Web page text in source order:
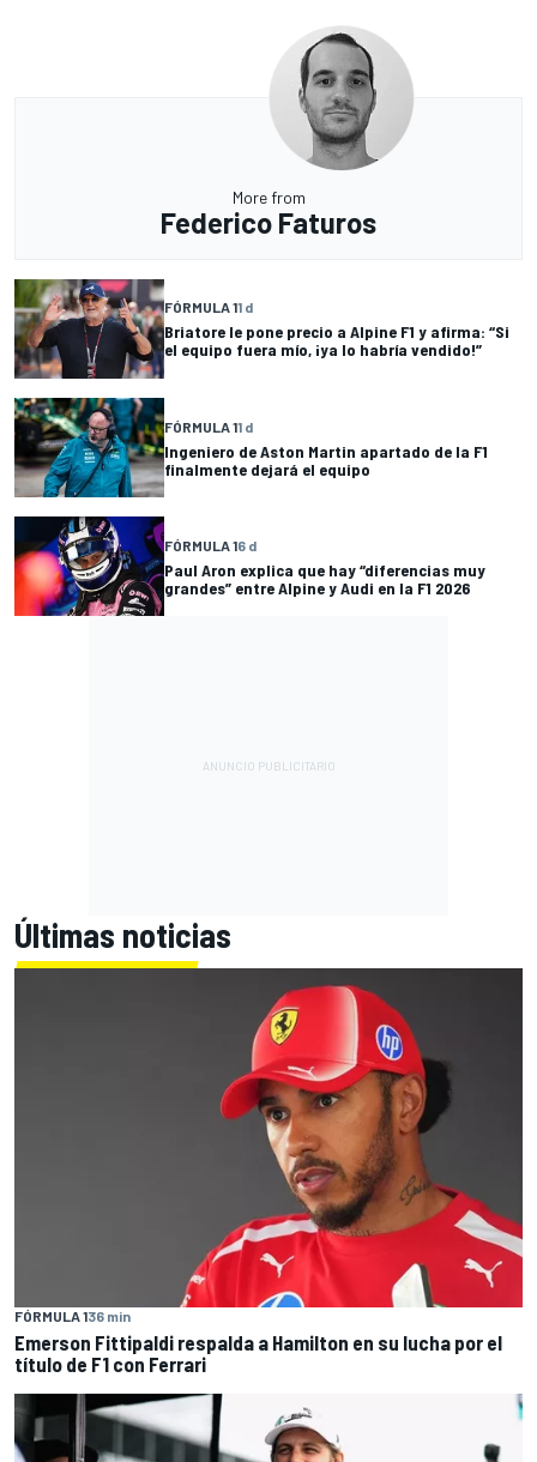
More from
Federico Faturos
FÓRMULA 11 d
Briatore le pone precio a Alpine F1 y afirma: “Si
el equipo fuera mío, ¡ya lo habría vendido!”
FÓRMULA 11 d
Ingeniero de Aston Martin apartado de la F1
finalmente dejará el equipo
FÓRMULA 16 d
Paul Aron explica que hay “diferencias muy
grandes” entre Alpine y Audi en la F1 2026
Últimas noticias
FÓRMULA 136 min
Emerson Fittipaldi respalda a Hamilton en su lucha por el
título de F1 con Ferrari